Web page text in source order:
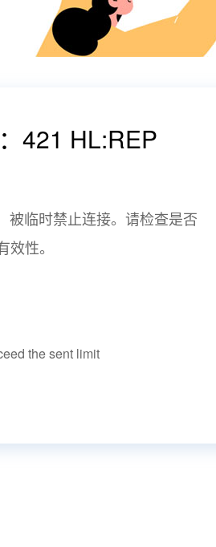
421 HL:REP
被临时禁止连接。请检查是否
性。
the sent limit